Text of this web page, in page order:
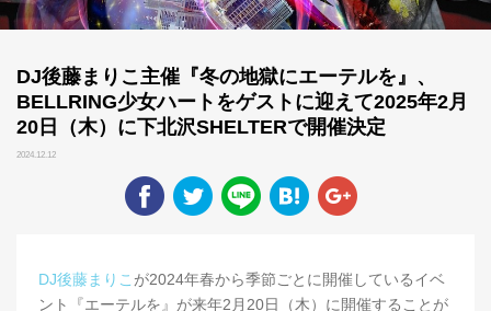
DJ後藤まりこ主催『冬の地獄にエーテルを』、
BELLRING少女ハートをゲストに迎えて2025年2月
20日（木）に下北沢SHELTERで開催決定
2024.12.12
DJ後藤まりこ が2024年春から季節ごとに開催しているイベ
ント『エーテルを』が来年2月20日（木）に開催することが